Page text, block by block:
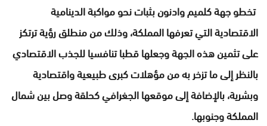
تخطو جهة كلميم وادنون بثبات نحو مواكبة الدينامية
الاقتصادية التي تعرفها المملكة، وذلك من منطلق رؤية ترتكز
على تثمين هذه الجهة وجعلها قطبا تنافسيا للجذب الاقتصادي
بالنظر إلى ما تزخر به من مؤهلات كبرى طبيعية واقتصادية
وبشرية، بالإضافة إلى موقعها الجغرافي كحلقة وصل بين شمال
المملكة وجنوبها.